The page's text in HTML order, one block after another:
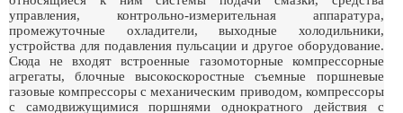
управления, контрольно-измерительная аппаратура,
промежуточные охладители, выходные холодильники,
устройства для подавления пульсации и другое оборудование.
Сюда не входят встроенные газомоторные компрессорные
агрегаты, блочные высокоскоростные съемные поршневые
газовые компрессоры с механическим приводом, компрессоры
с самодвижущимися поршнями однократного действия с